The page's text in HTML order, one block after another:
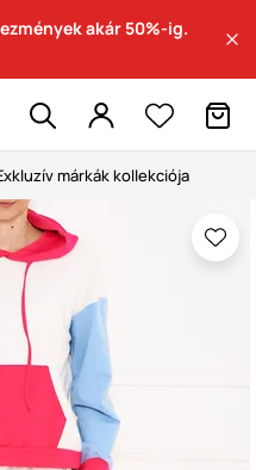
akár 50%-ig.
márkák kollekciója